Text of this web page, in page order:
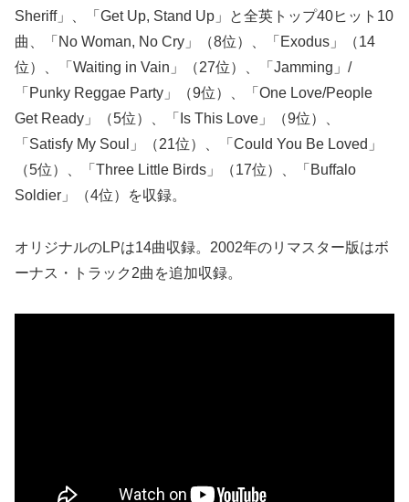
Sheriff」、「Get Up, Stand Up」と全英トップ40ヒット10
曲、「No Woman, No Cry」（8位）、「Exodus」（14
位）、「Waiting in Vain」（27位）、「Jamming」/
「Punky Reggae Party」（9位）、「One Love/People
Get Ready」（5位）、「Is This Love」（9位）、
「Satisfy My Soul」（21位）、「Could You Be Loved」
（5位）、「Three Little Birds」（17位）、「Buffalo
Soldier」（4位）を収録。
オリジナルのLPは14曲収録。2002年のリマスター版はボ
ーナス・トラック2曲を追加収録。